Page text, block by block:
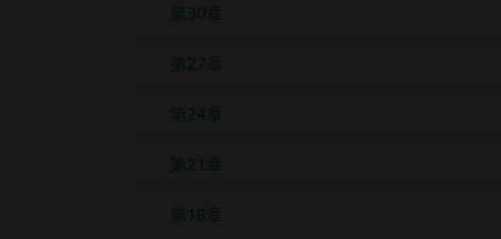
第30章
第27章
第24章
第21章
第18章